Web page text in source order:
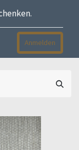
Anmelden